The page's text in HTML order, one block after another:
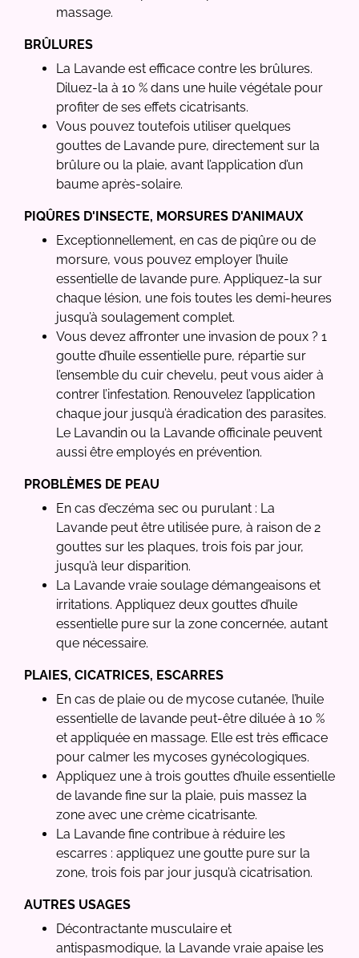
massage.
BRÛLURES
La Lavande est efficace contre les brûlures.
Diluez-la à 10 % dans une huile végétale pour
profiter de ses effets cicatrisants.
Vous pouvez toutefois utiliser quelques
gouttes de Lavande pure, directement sur la
brûlure ou la plaie, avant l’application d’un
baume après-solaire.
PIQÛRES D'INSECTE, MORSURES D'ANIMAUX
Exceptionnellement, en cas de piqûre ou de
morsure, vous pouvez employer l’huile
essentielle de lavande pure. Appliquez-la sur
chaque lésion, une fois toutes les demi-heures
jusqu’à soulagement complet.
Vous devez affronter une invasion de poux ? 1
goutte d’huile essentielle pure, répartie sur
l’ensemble du cuir chevelu, peut vous aider à
contrer l’infestation. Renouvelez l’application
chaque jour jusqu’à éradication des parasites.
Le Lavandin ou la Lavande officinale peuvent
aussi être employés en prévention.
PROBLÈMES DE PEAU
En cas d’eczéma sec ou purulant : La
Lavande peut être utilisée pure, à raison de 2
gouttes sur les plaques, trois fois par jour,
jusqu’à leur disparition.
La Lavande vraie soulage démangeaisons et
irritations. Appliquez deux gouttes d’huile
essentielle pure sur la zone concernée, autant
que nécessaire.
PLAIES, CICATRICES, ESCARRES
En cas de plaie ou de mycose cutanée, l’huile
essentielle de lavande peut-être diluée à 10 %
et appliquée en massage. Elle est très efficace
pour calmer les mycoses gynécologiques.
Appliquez une à trois gouttes d’huile essentielle
de lavande fine sur la plaie, puis massez la
zone avec une crème cicatrisante.
La Lavande fine contribue à réduire les
escarres : appliquez une goutte pure sur la
zone, trois fois par jour jusqu’à cicatrisation.
AUTRES USAGES
Décontractante musculaire et
antispasmodique, la Lavande vraie apaise les